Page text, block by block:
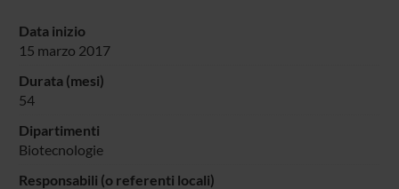
Data inizio
15 marzo 2017
Durata (mesi)
54
Dipartimenti
Biotecnologie
Responsabili (o referenti locali)